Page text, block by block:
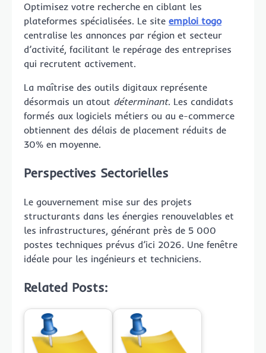
Optimisez votre recherche en ciblant les
plateformes spécialisées. Le site emploi togo
centralise les annonces par région et secteur
d’activité, facilitant le repérage des entreprises
qui recrutent activement.
La maîtrise des outils digitaux représente
désormais un atout déterminant. Les candidats
formés aux logiciels métiers ou au e-commerce
obtiennent des délais de placement réduits de
30% en moyenne.
Perspectives Sectorielles
Le gouvernement mise sur des projets
structurants dans les énergies renouvelables et
les infrastructures, générant près de 5 000
postes techniques prévus d’ici 2026. Une fenêtre
idéale pour les ingénieurs et techniciens.
Related Posts: